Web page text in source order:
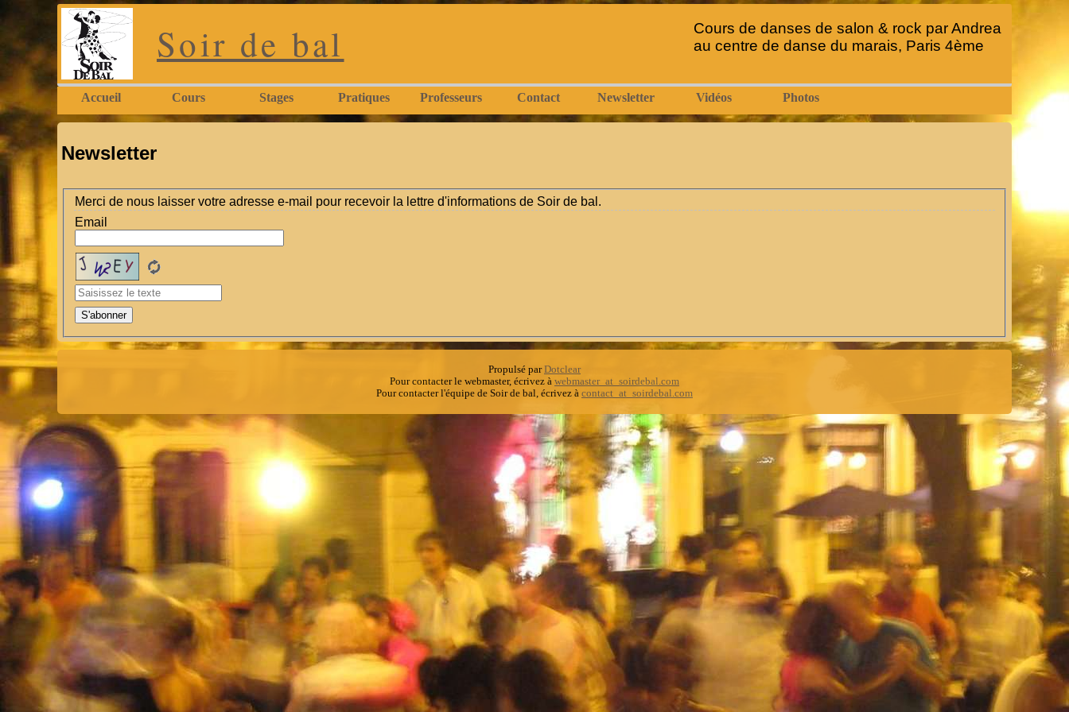
Soir de bal
Cours de danses de salon & rock par Andrea
au centre de danse du marais, Paris 4ème
Accueil Cours Stages Pratiques Professeurs Contact Newsletter Vidéos Photos
Newsletter
Merci de nous laisser votre adresse e-mail pour recevoir la lettre d'informations de Soir de bal.
Email
Propulsé parDotclear
Pour contacter le webmaster, écrivez à webmaster_at_soirdebal.com
Pour contacter l'équipe de Soir de bal, écrivez à contact_at_soirdebal.com